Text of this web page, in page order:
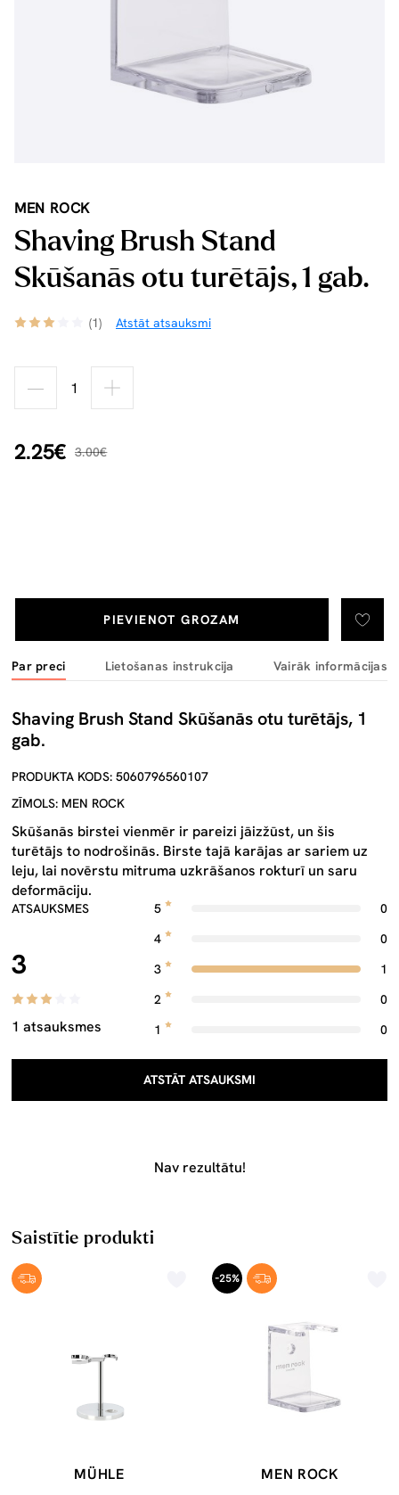
MEN ROCK
Shaving Brush Stand
Skūšanās otu turētājs, 1 gab.
(1) Atstāt atsauksmi
2.25€ 3.00€
PIEVIENOT GROZAM
Par preci Lietošanas instrukcija Vairāk informācijas
Shaving Brush Stand Skūšanās otu turētājs, 1
gab.
PRODUKTA KODS: 5060796560107
ZĪMOLS: MEN ROCK
Skūšanās birstei vienmēr ir pareizi jāizžūst, un šis
turētājs to nodrošinās. Birste tajā karājas ar sariem uz
leju, lai novērstu mitruma uzkrāšanos rokturī un saru
deformāciju.
ATSAUKSMES
3
1 atsauksmes
5
0
4
0
3
1
2
0
1
0
ATSTĀT ATSAUKSMI
Nav rezultātu!
Saistītie produkti
MÜHLE
-25%
MEN ROCK